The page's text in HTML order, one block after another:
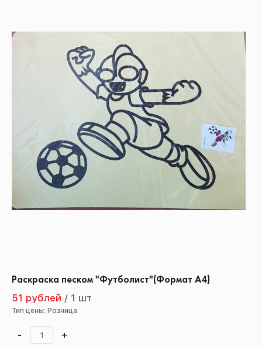
Раскраска песком "Футболист"(Формат А4)
51 рублей / 1 шт
Тип цены: Розница
- +